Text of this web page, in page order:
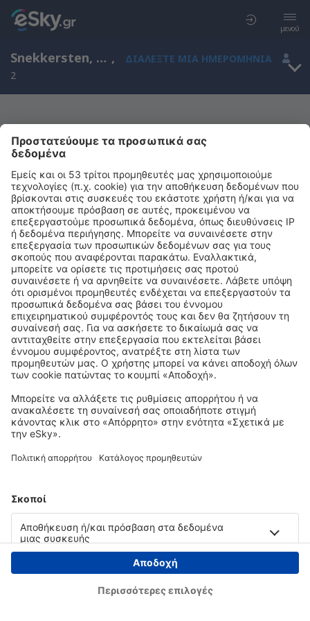
μενού
Snekkersten, Hovedstaden, Δανία ,
ΔΙΑΛΈΞΤΕ ΜΙΑ ΗΜΕΡΟΜΗΝΊΑ
2
Μας συγχωρείτε, δεν υπάρχουν
αποτελέσματα για την αναζήτησή σας
Προσπαθήστε να κάνετε αναζήτηση με διαφορετικά κριτήρια
Copyright © eSky.gr. Με την επιφύλαξη παντός νομίμου δικαιώματος.